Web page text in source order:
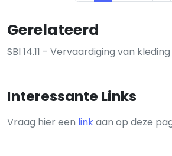
Gerelateerd
SBI 14.11 - Vervaardiging van
Interessante Links
Vraag hier een linkaan op deze